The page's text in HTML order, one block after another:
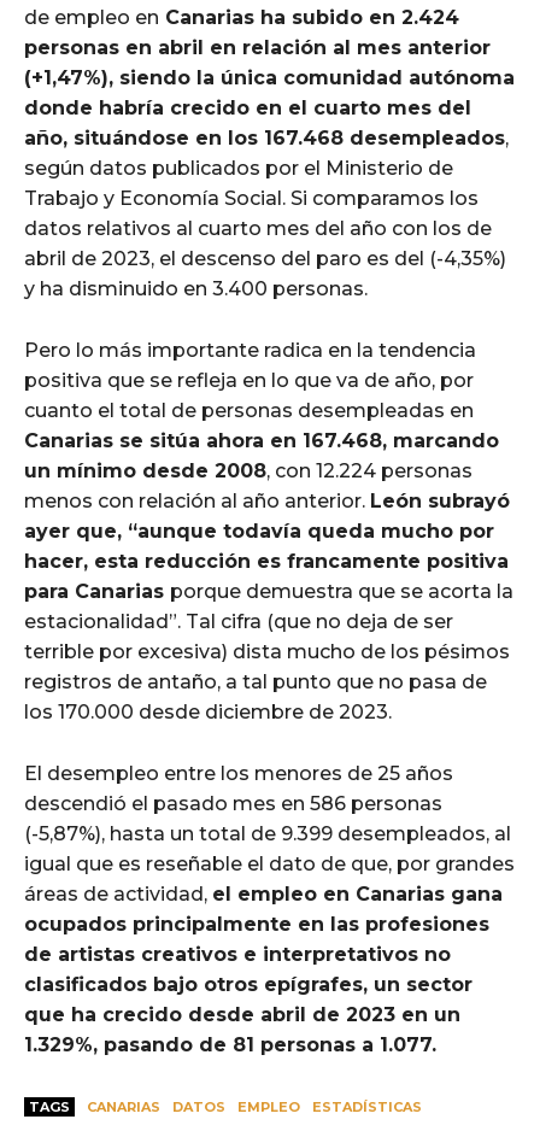
de empleo en Canarias ha subido en 2.424
personas en abril en relación al mes anterior
(+1,47%), siendo la única comunidad autónoma
donde habría crecido en el cuarto mes del
año, situándose en los 167.468 desempleados,
según datos publicados por el Ministerio de
Trabajo y Economía Social. Si comparamos los
datos relativos al cuarto mes del año con los de
abril de 2023, el descenso del paro es del (-4,35%)
y ha disminuido en 3.400 personas.
Pero lo más importante radica en la tendencia
positiva que se refleja en lo que va de año, por
cuanto el total de personas desempleadas en
Canarias se sitúa ahora en 167.468, marcando
un mínimo desde 2008, con 12.224 personas
menos con relación al año anterior. León subrayó
ayer que, “aunque todavía queda mucho por
hacer, esta reducción es francamente positiva
para Canarias porque demuestra que se acorta la
estacionalidad”. Tal cifra (que no deja de ser
terrible por excesiva) dista mucho de los pésimos
registros de antaño, a tal punto que no pasa de
los 170.000 desde diciembre de 2023.
El desempleo entre los menores de 25 años
descendió el pasado mes en 586 personas
(-5,87%), hasta un total de 9.399 desempleados, al
igual que es reseñable el dato de que, por grandes
áreas de actividad, el empleo en Canarias gana
ocupados principalmente en las profesiones
de artistas creativos e interpretativos no
clasificados bajo otros epígrafes, un sector
que ha crecido desde abril de 2023 en un
1.329%, pasando de 81 personas a 1.077.
TAGS CANARIAS DATOS EMPLEO
ESTADÍSTICAS